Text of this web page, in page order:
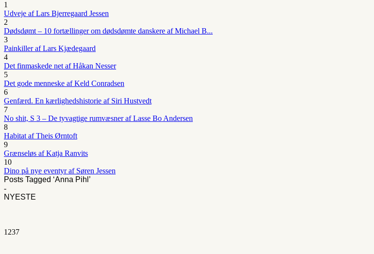
1
Udveje af Lars Bjerregaard Jessen
2
Dødsdømt – 10 fortællinger om dødsdømte danskere af Michael B...
3
Painkiller af Lars Kjædegaard
4
Det finmaskede net af Håkan Nesser
5
Det gode menneske af Keld Conradsen
6
Genfærd. En kærlighedshistorie af Siri Hustvedt
7
No shit, S 3 – De tyvagtige rumvæsner af Lasse Bo Andersen
8
Habitat af Theis Ørntoft
9
Grænseløs af Katja Ranvits
10
Dino på nye eventyr af Søren Jessen
Posts Tagged ‘Anna Pihl’
-
NYESTE
1237